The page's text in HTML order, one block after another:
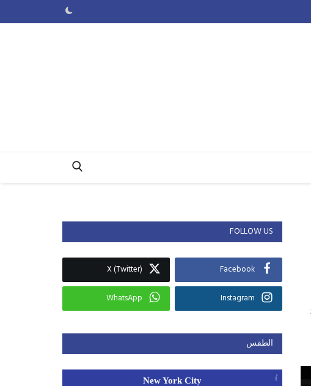
FOLLOW US
Facebook
X (Twitter)
Instagram
WhatsApp
الطقس
New York City